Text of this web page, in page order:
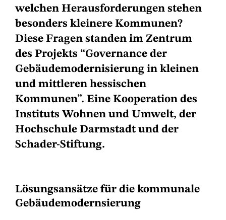
welchen Herausforderungen stehen
besonders kleinere Kommunen?
Diese Fragen standen im Zentrum
des Projekts “Governance der
Gebäudemodernisierung in kleinen
und mittleren hessischen
Kommunen”. Eine Kooperation des
Instituts Wohnen und Umwelt, der
Hochschule Darmstadt und der
Schader-Stiftung.
Lösungsansätze für die kommunale
Gebäudemodernsierung